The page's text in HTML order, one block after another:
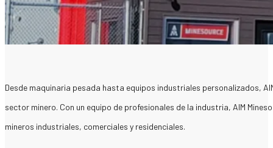
Desde maquinaria pesada hasta equipos industriales personalizados,
sector minero. Con un equipo de profesionales de la industria, AIM
mineros industriales, comerciales y residenciales.